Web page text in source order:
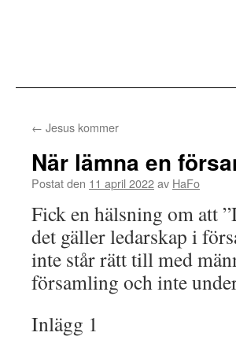
← Jesus kommer
När lämna en
Postat den 11 april 2022av HaFo
Fick en hälsning om att
det gäller ledarskap i
inte står rätt till med
församling och inte
Inlägg 1